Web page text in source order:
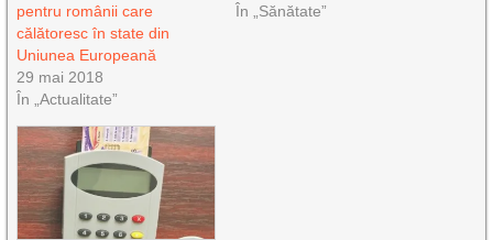
pentru românii care
călătoresc în state din
Uniunea Europeană
29 mai 2018
În „Actualitate”
În „Sănătate”